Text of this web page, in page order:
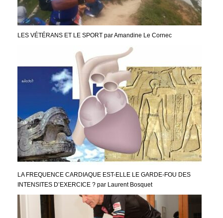
LES VÉTÉRANS ET LE SPORT par Amandine Le Cornec
LA FREQUENCE CARDIAQUE EST-ELLE LE GARDE-FOU DES
INTENSITES D’EXERCICE ? par Laurent Bosquet